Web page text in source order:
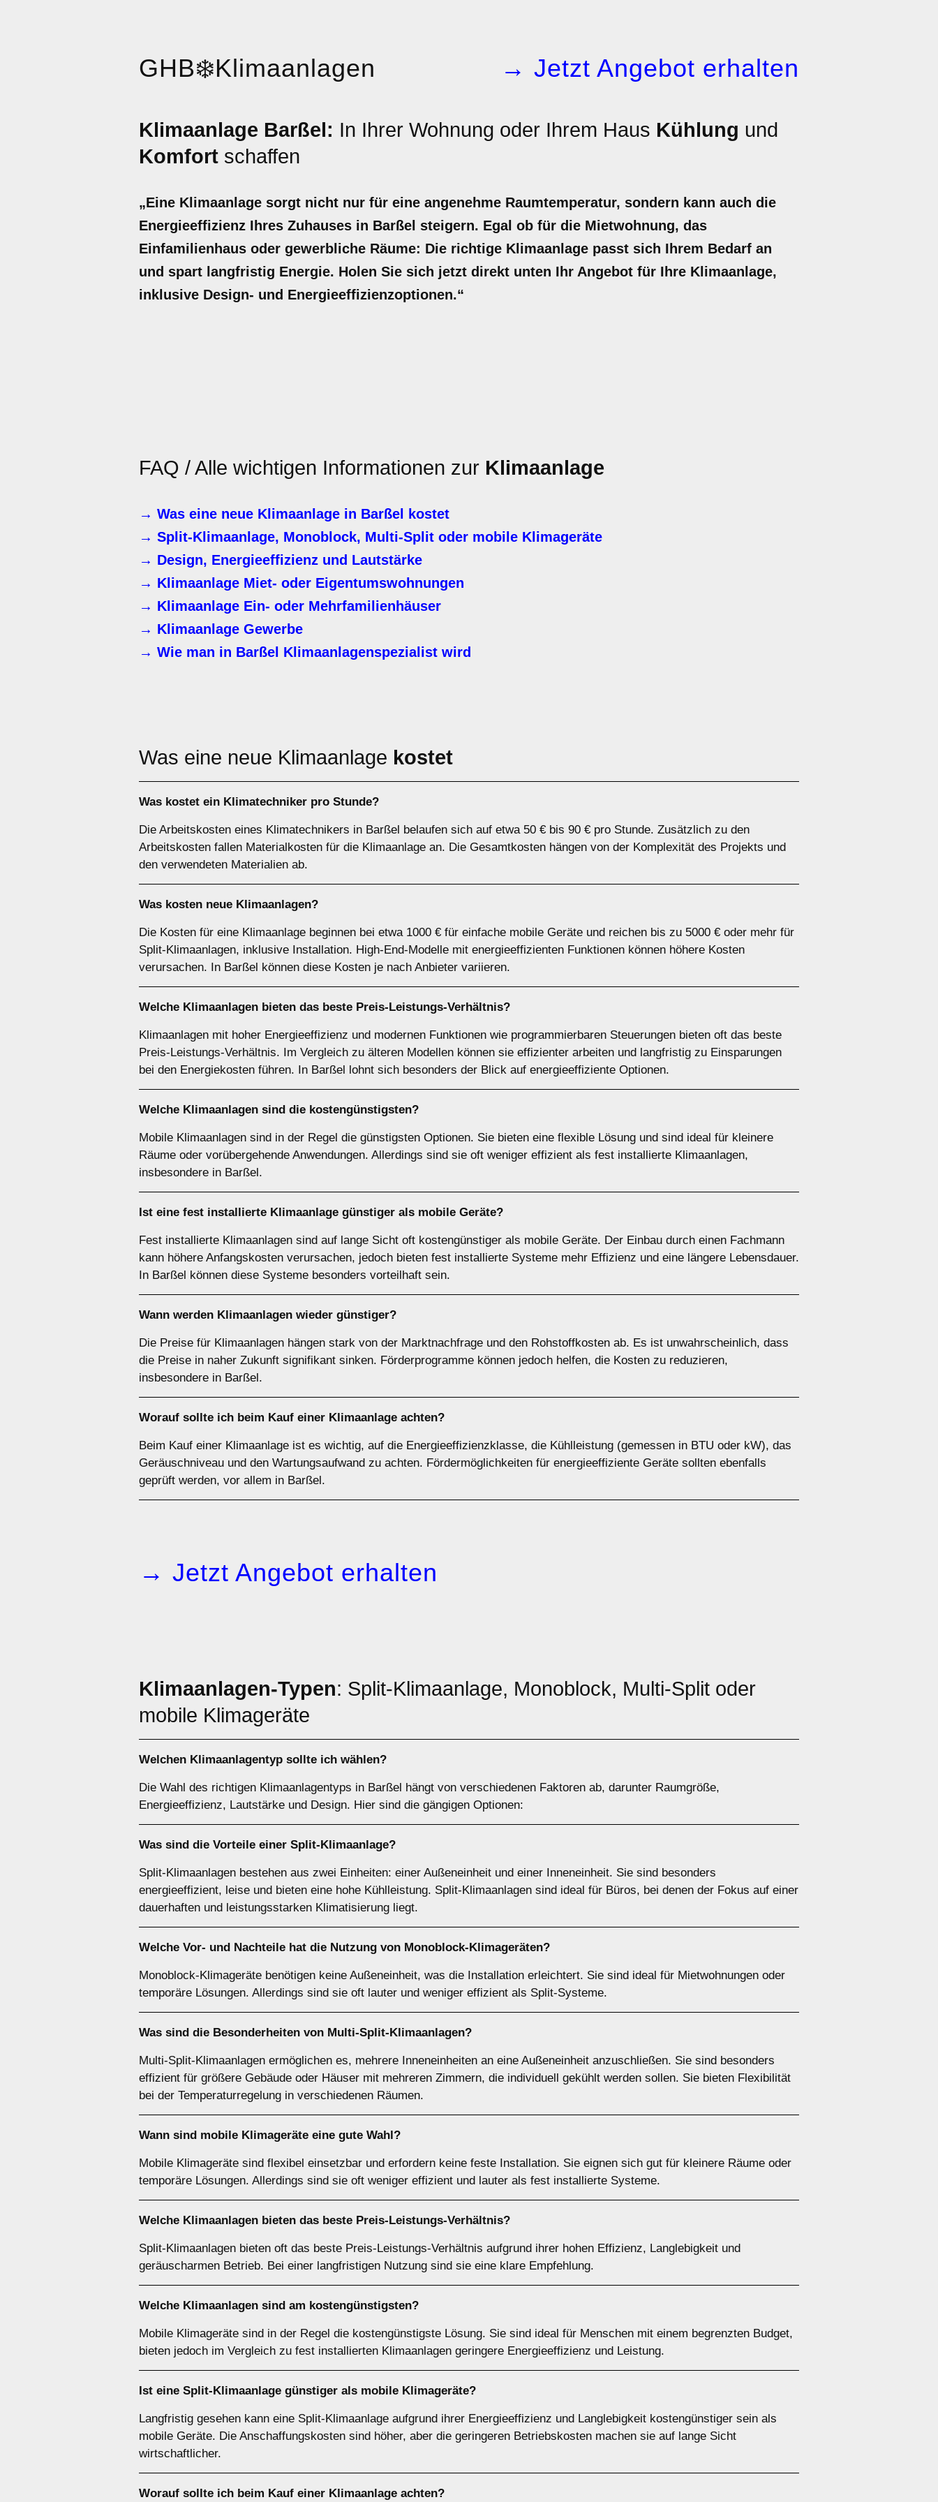
GHB❄️Klimaanlagen → Jetzt Angebot erhalten
Klimaanlage Barßel: In Ihrer Wohnung oder Ihrem Haus Kühlung und
Komfort schaffen
„Eine Klimaanlage sorgt nicht nur für eine angenehme Raumtemperatur, sondern kann auch die
Energieeffizienz Ihres Zuhauses in Barßel steigern. Egal ob für die Mietwohnung, das
Einfamilienhaus oder gewerbliche Räume: Die richtige Klimaanlage passt sich Ihrem Bedarf an
und spart langfristig Energie. Holen Sie sich jetzt direkt unten Ihr Angebot für Ihre Klimaanlage,
inklusive Design- und Energieeffizienzoptionen.“
FAQ / Alle wichtigen Informationen zur Klimaanlage
→ Was eine neue Klimaanlage in Barßel kostet
→ Split-Klimaanlage, Monoblock, Multi-Split oder mobile Klimageräte
→ Design, Energieeffizienz und Lautstärke
→ Klimaanlage Miet- oder Eigentumswohnungen
→ Klimaanlage Ein- oder Mehrfamilienhäuser
→ Klimaanlage Gewerbe
→ Wie man in Barßel Klimaanlagenspezialist wird
Was eine neue Klimaanlage kostet
Was kostet ein Klimatechniker pro Stunde?
Die Arbeitskosten eines Klimatechnikers in Barßel belaufen sich auf etwa 50 € bis 90 € pro Stunde. Zusätzlich zu den
Arbeitskosten fallen Materialkosten für die Klimaanlage an. Die Gesamtkosten hängen von der Komplexität des Projekts und
den verwendeten Materialien ab.
Was kosten neue Klimaanlagen?
Die Kosten für eine Klimaanlage beginnen bei etwa 1000 € für einfache mobile Geräte und reichen bis zu 5000 € oder mehr für
Split-Klimaanlagen, inklusive Installation. High-End-Modelle mit energieeffizienten Funktionen können höhere Kosten
verursachen. In Barßel können diese Kosten je nach Anbieter variieren.
Welche Klimaanlagen bieten das beste Preis-Leistungs-Verhältnis?
Klimaanlagen mit hoher Energieeffizienz und modernen Funktionen wie programmierbaren Steuerungen bieten oft das beste
Preis-Leistungs-Verhältnis. Im Vergleich zu älteren Modellen können sie effizienter arbeiten und langfristig zu Einsparungen
bei den Energiekosten führen. In Barßel lohnt sich besonders der Blick auf energieeffiziente Optionen.
Welche Klimaanlagen sind die kostengünstigsten?
Mobile Klimaanlagen sind in der Regel die günstigsten Optionen. Sie bieten eine flexible Lösung und sind ideal für kleinere
Räume oder vorübergehende Anwendungen. Allerdings sind sie oft weniger effizient als fest installierte Klimaanlagen,
insbesondere in Barßel.
Ist eine fest installierte Klimaanlage günstiger als mobile Geräte?
Fest installierte Klimaanlagen sind auf lange Sicht oft kostengünstiger als mobile Geräte. Der Einbau durch einen Fachmann
kann höhere Anfangskosten verursachen, jedoch bieten fest installierte Systeme mehr Effizienz und eine längere Lebensdauer.
In Barßel können diese Systeme besonders vorteilhaft sein.
Wann werden Klimaanlagen wieder günstiger?
Die Preise für Klimaanlagen hängen stark von der Marktnachfrage und den Rohstoffkosten ab. Es ist unwahrscheinlich, dass
die Preise in naher Zukunft signifikant sinken. Förderprogramme können jedoch helfen, die Kosten zu reduzieren,
insbesondere in Barßel.
Worauf sollte ich beim Kauf einer Klimaanlage achten?
Beim Kauf einer Klimaanlage ist es wichtig, auf die Energieeffizienzklasse, die Kühlleistung (gemessen in BTU oder kW), das
Geräuschniveau und den Wartungsaufwand zu achten. Fördermöglichkeiten für energieeffiziente Geräte sollten ebenfalls
geprüft werden, vor allem in Barßel.
→ Jetzt Angebot erhalten
Klimaanlagen-Typen: Split-Klimaanlage, Monoblock, Multi-Split oder
mobile Klimageräte
Welchen Klimaanlagentyp sollte ich wählen?
Die Wahl des richtigen Klimaanlagentyps in Barßel hängt von verschiedenen Faktoren ab, darunter Raumgröße,
Energieeffizienz, Lautstärke und Design. Hier sind die gängigen Optionen:
Was sind die Vorteile einer Split-Klimaanlage?
Split-Klimaanlagen bestehen aus zwei Einheiten: einer Außeneinheit und einer Inneneinheit. Sie sind besonders
energieeffizient, leise und bieten eine hohe Kühlleistung. Split-Klimaanlagen sind ideal für Büros, bei denen der Fokus auf einer
dauerhaften und leistungsstarken Klimatisierung liegt.
Welche Vor- und Nachteile hat die Nutzung von Monoblock-Klimageräten?
Monoblock-Klimageräte benötigen keine Außeneinheit, was die Installation erleichtert. Sie sind ideal für Mietwohnungen oder
temporäre Lösungen. Allerdings sind sie oft lauter und weniger effizient als Split-Systeme.
Was sind die Besonderheiten von Multi-Split-Klimaanlagen?
Multi-Split-Klimaanlagen ermöglichen es, mehrere Inneneinheiten an eine Außeneinheit anzuschließen. Sie sind besonders
effizient für größere Gebäude oder Häuser mit mehreren Zimmern, die individuell gekühlt werden sollen. Sie bieten Flexibilität
bei der Temperaturregelung in verschiedenen Räumen.
Wann sind mobile Klimageräte eine gute Wahl?
Mobile Klimageräte sind flexibel einsetzbar und erfordern keine feste Installation. Sie eignen sich gut für kleinere Räume oder
temporäre Lösungen. Allerdings sind sie oft weniger effizient und lauter als fest installierte Systeme.
Welche Klimaanlagen bieten das beste Preis-Leistungs-Verhältnis?
Split-Klimaanlagen bieten oft das beste Preis-Leistungs-Verhältnis aufgrund ihrer hohen Effizienz, Langlebigkeit und
geräuscharmen Betrieb. Bei einer langfristigen Nutzung sind sie eine klare Empfehlung.
Welche Klimaanlagen sind am kostengünstigsten?
Mobile Klimageräte sind in der Regel die kostengünstigste Lösung. Sie sind ideal für Menschen mit einem begrenzten Budget,
bieten jedoch im Vergleich zu fest installierten Klimaanlagen geringere Energieeffizienz und Leistung.
Ist eine Split-Klimaanlage günstiger als mobile Klimageräte?
Langfristig gesehen kann eine Split-Klimaanlage aufgrund ihrer Energieeffizienz und Langlebigkeit kostengünstiger sein als
mobile Geräte. Die Anschaffungskosten sind höher, aber die geringeren Betriebskosten machen sie auf lange Sicht
wirtschaftlicher.
Worauf sollte ich beim Kauf einer Klimaanlage achten?